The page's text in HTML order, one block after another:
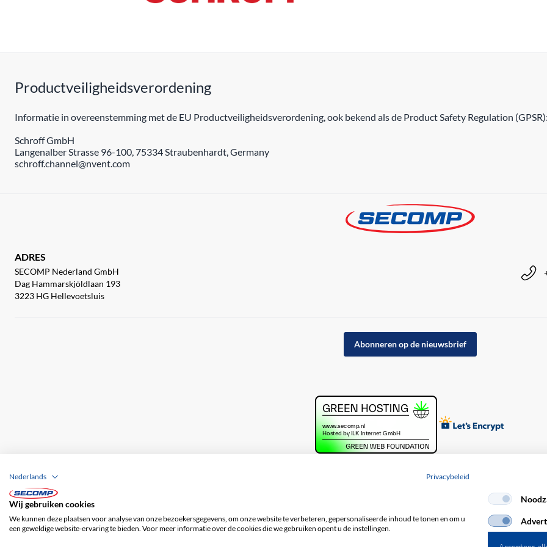
Productveiligheidsverordening
Informatie in overeenstemming met de EU Productveiligheidsverordening, ook bekend als de Product Safety Regulation (GPSR):
Schroff GmbH
Langenalber Strasse 96-100, 75334 Straubenhardt, Germany
schroff.channel@nvent.com
ADRES
SECOMP Nederland GmbH
Dag Hammarskjöldlaan 193
3223 HG Hellevoetsluis
Abonneren op de nieuwsbrief
Nederlands Privacybeleid
Wij gebruiken cookies
We kunnen deze plaatsen voor analyse van onze bezoekersgegevens, om onze website te verbeteren, gepersonaliseerde inhoud te tonen en om u
een geweldige website-ervaring te bieden. Voor meer informatie over de cookies die we gebruiken opent u de instellingen.